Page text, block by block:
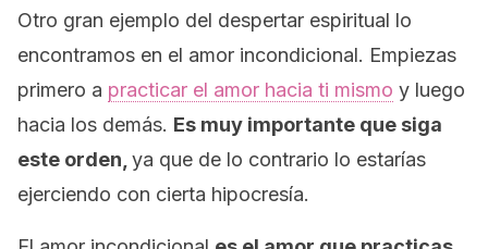
Otro gran ejemplo del despertar espiritual lo
encontramos en el amor incondicional. Empiezas
primero a practicar el amor hacia ti mismo y luego
hacia los demás. Es muy importante que siga
este orden, ya que de lo contrario lo estarías
ejerciendo con cierta hipocresía.